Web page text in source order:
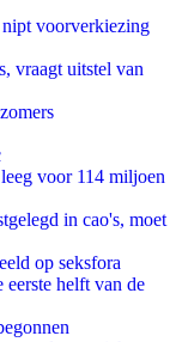
voorverkiezing
vraagt uitstel van
voor 114 miljoen
in cao's, moet
op seksfora
helft van de